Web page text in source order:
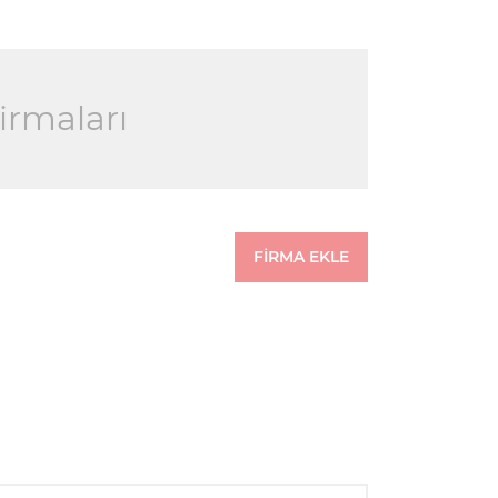
FİRMA EKLE